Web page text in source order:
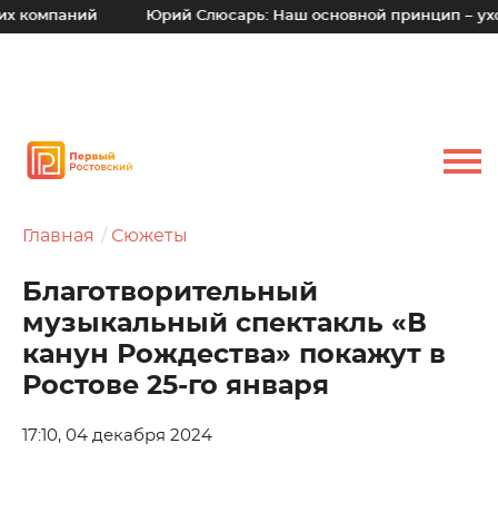
Юрий Слюсарь: Наш основной принцип – уходить от
Главная Сюжеты
Благотворительный
музыкальный спектакль «В
канун Рождества» покажут в
Ростове 25-го января
17:10, 04 декабря 2024